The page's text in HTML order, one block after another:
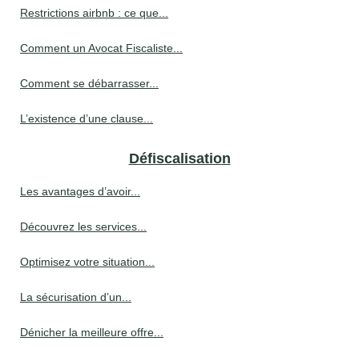
Restrictions airbnb : ce que...
Comment un Avocat Fiscaliste...
Comment se débarrasser...
L’existence d’une clause...
Défiscalisation
Les avantages d’avoir...
Découvrez les services...
Optimisez votre situation...
La sécurisation d’un...
Dénicher la meilleure offre...